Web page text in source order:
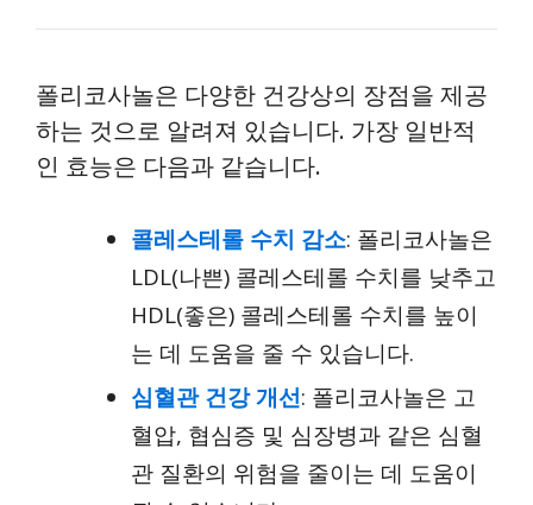
폴리코사놀은 다양한 건강상의 장점을 제공
하는 것으로 알려져 있습니다. 가장 일반적
인 효능은 다음과 같습니다.
콜레스테롤 수치 감소: 폴리코사놀은
LDL(나쁜) 콜레스테롤 수치를 낮추고
HDL(좋은) 콜레스테롤 수치를 높이
는 데 도움을 줄 수 있습니다.
심혈관 건강 개선: 폴리코사놀은 고
혈압, 협심증 및 심장병과 같은 심혈
관 질환의 위험을 줄이는 데 도움이